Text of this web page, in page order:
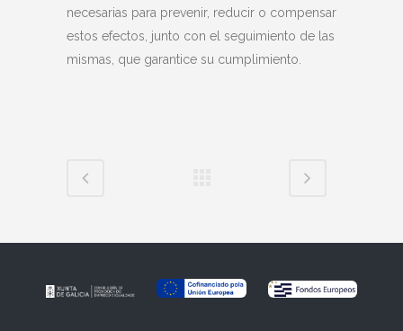
necesarias para prevenir, reducir o compensar
estos efectos, junto con el seguimiento de las
mismas, que garantice su cumplimiento.